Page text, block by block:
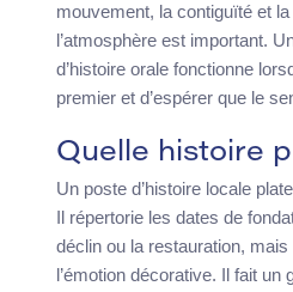
mouvement, la contiguïté et
l’atmosphère est important.
d’histoire orale fonctionne
premier et d’espérer que le
Quelle histoire
Un poste d’histoire locale
Il répertorie les dates de
déclin ou la restauration,
l’émotion décorative. Il fait